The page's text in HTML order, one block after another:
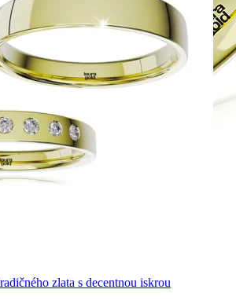
zlata s decentnou iskrou